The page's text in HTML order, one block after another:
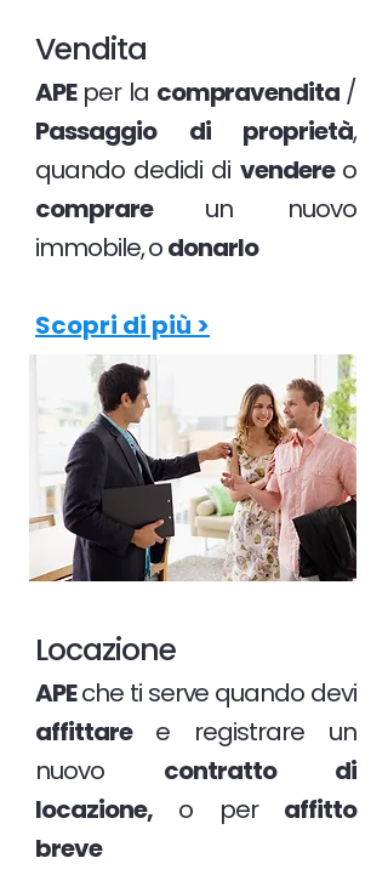
Vendita
APE per la compravendita /
Passaggio di proprietà,
quando dedidi di vendere o
comprare un nuovo
immobile, odonarlo
Scopri di più >
Locazione
APEche ti serve quando devi
affittare e registrare un
nuovo contratto di
locazione, o peraffitto
breve